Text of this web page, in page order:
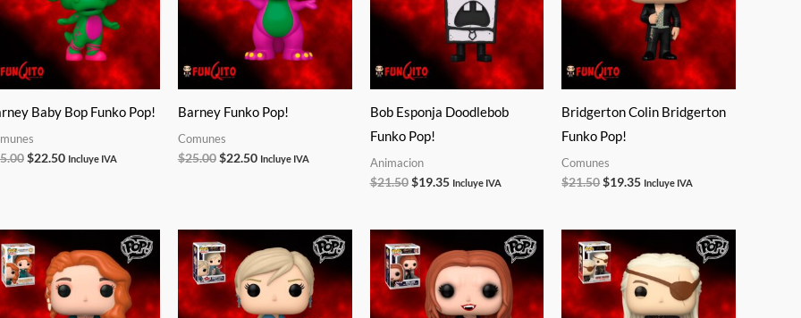
Baby Bop Funko Pop!
$22.50 Incluye IVA
Barney Funko Pop!
Comunes
$25.00 $22.50 Incluye IVA
Bob Esponja Doodlebob
Funko Pop!
Animacion
$21.50 $19.35 Incluye IVA
Bridgerton Colin Bridgerton
Funko Pop!
Comunes
$21.50$19.35 Incluye IVA
El
precio
original
era:
$21.50.
precio
actual
es:
$19.35.
El
precio
original
era:
$25.00.
precio
actual
es:
$22.50.
El
precio
original
era:
$25.00.
precio
actual
es:
$22.50.
El
precio
original
era:
$21.50.
precio
actual
es:
$19.35.